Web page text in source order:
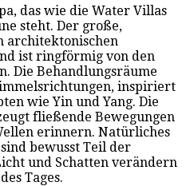
das wie die Water Villas
steht. Der große,
architektonischen
ist ringförmig von den
Die Behandlungsräume
inspiriert
wie Yin und Yang. Die
fließende Bewegungen
erinnern. Natürliches
bewusst Teil der
und Schatten verändern
Tages.